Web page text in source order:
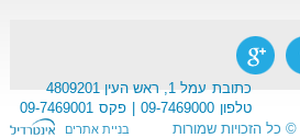
כתובת עמל 1, ראש העין 4809201
טלפון 09-7469000 פקס 09-7469001
© כל הזכויות שמורות בניית אתרים